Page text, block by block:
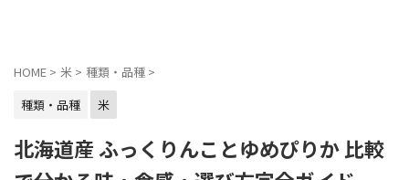
HOME > 米 > 種類・品種 >
種類・品種
米
北海道産 ふっくりんことゆめぴりか 比較